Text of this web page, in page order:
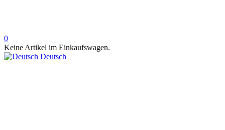
0
Keine Artikel im Einkaufswagen.
Deutsch